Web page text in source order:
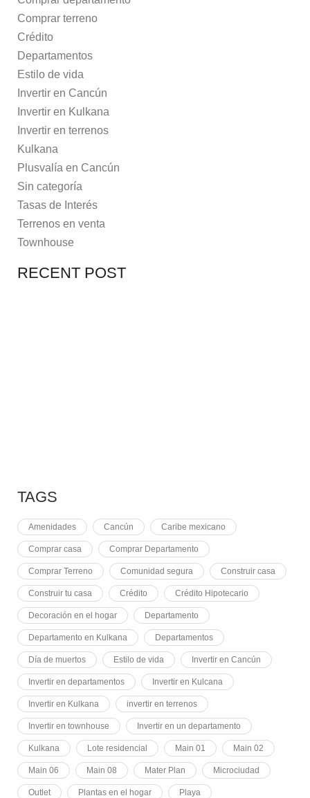
Comprar terreno
Crédito
Departamentos
Estilo de vida
Invertir en Cancún
Invertir en Kulkana
Invertir en terrenos
Kulkana
Plusvalía en Cancún
Sin categoría
Tasas de Interés
Terrenos en venta
Townhouse
RECENT POST
TAGS
Amenidades Cancún Caribe mexicano
Comprar casa Comprar Departamento
Comprar Terreno Comunidad segura Construir casa
Construir tu casa Crédito Crédito Hipotecario
Decoración en el hogar Departamento
Departamento en Kulkana Departamentos
Día de muertos Estilo de vida Invertir en Cancún
Invertir en departamentos Invertir en Kulcana
Invertir en Kulkana invertir en terrenos
Invertir en townhouse Invertir en un departamento
Kulkana Lote residencial Main 01 Main 02
Main 06 Main 08 Mater Plan Microciudad
Outlet Plantas en el hogar Playa